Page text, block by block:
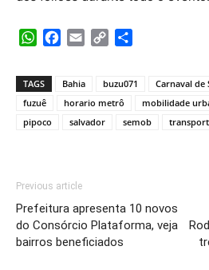
WhatsApp
Facebook
Email Copy
TAGS Bahia buzu071 Carnaval de
fuzuê
horario metrô mobilidade
pipoco
salvador semob
Previous article
Prefeitura apresenta 10 novos
do Consórcio Plataforma, veja
bairros beneficiados